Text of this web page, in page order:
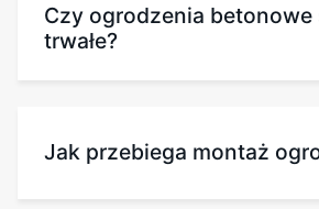
Czy ogrodzenia betonowe
trwałe?
Jak przebiega montaż